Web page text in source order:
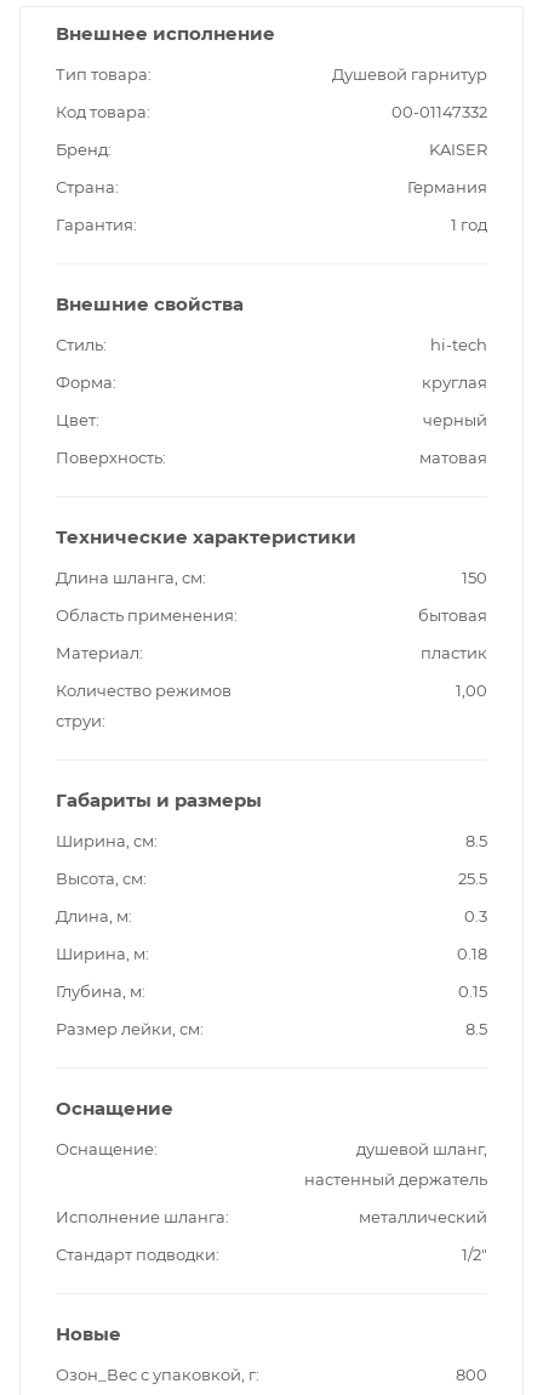
Внешнее исполнение
Тип товара
Душевой гарнитур
Код товара
00-01147332
Бренд
KAISER
Страна
Германия
Гарантия
1 год
Внешние свойства
Стиль
hi-tech
Форма
круглая
Цвет
черный
Поверхность
матовая
Технические характеристики
Длина шланга, см
150
Область применения
бытовая
Материал
пластик
Количество режимов
струи
1,00
Габариты и размеры
Ширина, см
8.5
Высота, см
25.5
Длина, м
0.3
Ширина, м
0.18
Глубина, м
0.15
Размер лейки, см
8.5
Оснащение
Оснащение
душевой шланг,
настенный держатель
Исполнение шланга
металлический
Стандарт подводки
1/2"
Новые
Озон_Вес с упаковкой, г
800